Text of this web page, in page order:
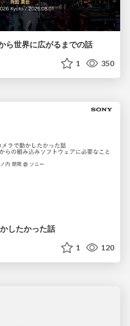
ら世界に広がるまでの話
1 350
したかった話
1 120